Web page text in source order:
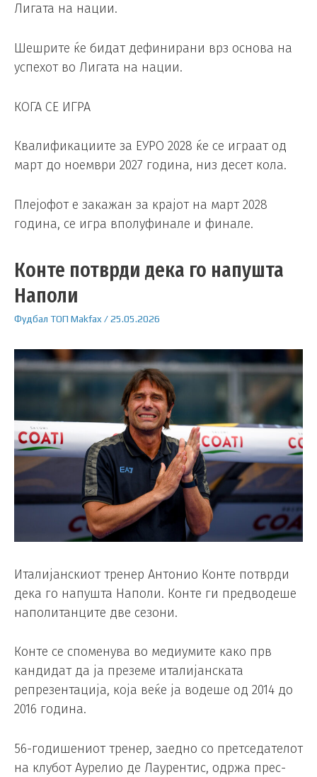
Лигата на нации.
Шешрите ќе бидат дефинирани врз основа на
успехот во Лигата на нации.
КОГА СЕ ИГРА
Квалификациите за ЕУРО 2028 ќе се играат од
март до ноември 2027 година, низ десет кола.
Плејофот е закажан за крајот на март 2028
година, се игра вполуфинале и финале.
Конте потврди дека го напушта
Наполи
Фудбал ТОП Makfax /25.05.2026
Италијанскиот тренер Антонио Конте потврди
дека го напушта Наполи. Конте ги предводеше
наполитанците две сезони.
Конте се споменува во медиумите како прв
кандидат да ја преземе италијанската
репрезентација, која веќе ја водеше од 2014 до
2016 година.
56-годишениот тренер, заедно со претседателот
на клубот Аурелио де Лаурентис, одржа прес-